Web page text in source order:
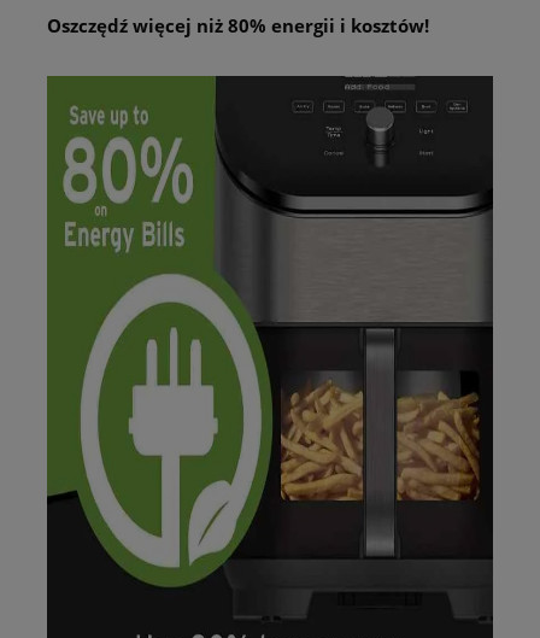
Oszczędź więcej niż 80% energii i kosztów!